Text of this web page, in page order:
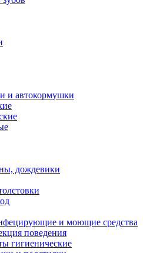
и автокормушки
дождевики
и моющие средства
поведения
гигиенические